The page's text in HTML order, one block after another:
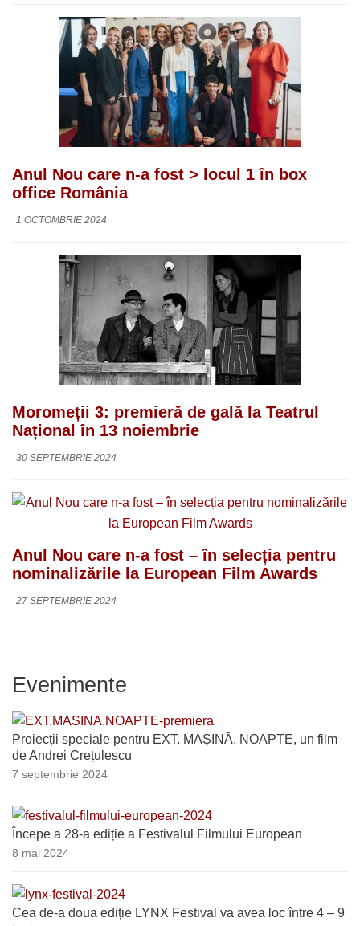
Anul Nou care n-a fost > locul 1 în box
office România
1 OCTOMBRIE 2024
Moromeții 3: premieră de gală la Teatrul
Național în 13 noiembrie
30 SEPTEMBRIE 2024
Anul Nou care n-a fost – în selecția pentru
nominalizările la European Film Awards
27 SEPTEMBRIE 2024
Evenimente
Proiecții speciale pentru EXT. MAȘINĂ. NOAPTE, un film
de Andrei Crețulescu
7 septembrie 2024
Începe a 28-a ediție a Festivalul Filmului European
8 mai 2024
Cea de-a doua ediție LYNX Festival va avea loc între 4 – 9